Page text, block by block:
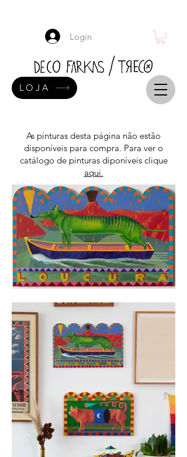
Login
LOJA
As pinturas desta página não estão
disponíveis para compra. Para ver o
catálogo de pinturas diponíveis clique
aqui.